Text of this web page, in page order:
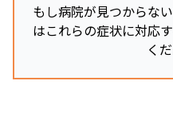
もし病院が見つからな
はこれらの症状に対応
く